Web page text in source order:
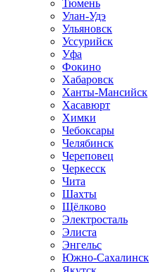
Тюмень
Улан-Удэ
Ульяновск
Уссурийск
Уфа
Фокино
Хабаровск
Ханты-Мансийск
Хасавюрт
Химки
Чебоксары
Челябинск
Череповец
Черкесск
Чита
Шахты
Щёлково
Электросталь
Элиста
Энгельс
Южно-Сахалинск